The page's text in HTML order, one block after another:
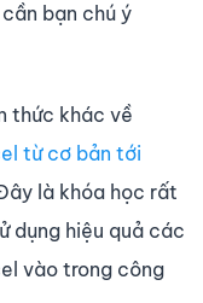
bạn chú ý
thức khác về
từ cơ bản tới
là khóa học rất
dụng hiệu quả các
vào trong công